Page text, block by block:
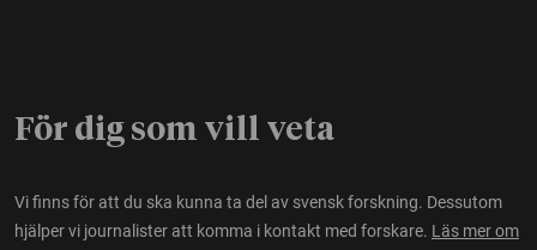
För dig som vill veta
Vi finns för att du ska kunna ta del av svensk forskning. Dessutom
hjälper vi journalister att komma i kontakt med forskare. Läs mer om